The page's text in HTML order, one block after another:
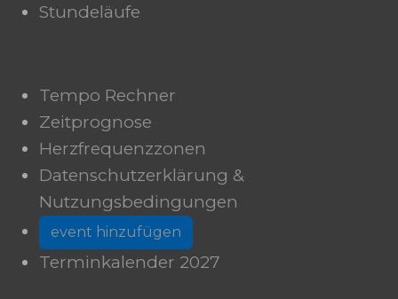
Stundeläufe
Tempo Rechner
Zeitprognose
Herzfrequenzzonen
Datenschutzerklärung &
Nutzungsbedingungen
event hinzufügen
Terminkalender 2027